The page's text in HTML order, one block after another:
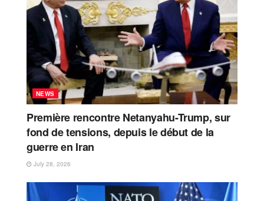
NEWS
Première rencontre Netanyahu-Trump, sur
fond de tensions, depuis le début de la
guerre en Iran
July 28, 2026